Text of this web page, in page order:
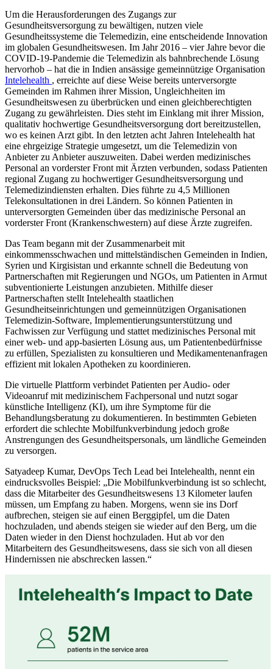
Um die Herausforderungen des Zugangs zur
Gesundheitsversorgung zu bewältigen, nutzen viele
Gesundheitssysteme die Telemedizin, eine entscheidende Innovation
im globalen Gesundheitswesen. Im Jahr 2016 – vier Jahre bevor die
COVID-19-Pandemie die Telemedizin als bahnbrechende Lösung
hervorhob – hat die in Indien ansässige gemeinnützige Organisation
Intelehealth , erreichte auf diese Weise bereits unterversorgte
Gemeinden im Rahmen ihrer Mission, Ungleichheiten im
Gesundheitswesen zu überbrücken und einen gleichberechtigten
Zugang zu gewährleisten. Dies steht im Einklang mit ihrer Mission,
qualitativ hochwertige Gesundheitsversorgung dort bereitzustellen,
wo es keinen Arzt gibt. In den letzten acht Jahren Intelehealth hat
eine ehrgeizige Strategie umgesetzt, um die Telemedizin von
Anbieter zu Anbieter auszuweiten. Dabei werden medizinisches
Personal an vorderster Front mit Ärzten verbunden, sodass Patienten
regional Zugang zu hochwertiger Gesundheitsversorgung und
Telemedizindiensten erhalten. Dies führte zu 4,5 Millionen
Telekonsultationen in drei Ländern. So können Patienten in
unterversorgten Gemeinden über das medizinische Personal an
vorderster Front (Krankenschwestern) auf diese Ärzte zugreifen.
Das Team begann mit der Zusammenarbeit mit
einkommensschwachen und mittelständischen Gemeinden in Indien,
Syrien und Kirgisistan und erkannte schnell die Bedeutung von
Partnerschaften mit Regierungen und NGOs, um Patienten in Armut
subventionierte Leistungen anzubieten. Mithilfe dieser
Partnerschaften stellt Intelehealth staatlichen
Gesundheitseinrichtungen und gemeinnützigen Organisationen
Telemedizin-Software, Implementierungsunterstützung und
Fachwissen zur Verfügung und stattet medizinisches Personal mit
einer web- und app-basierten Lösung aus, um Patientenbedürfnisse
zu erfüllen, Spezialisten zu konsultieren und Medikamentenanfragen
effizient mit lokalen Apotheken zu koordinieren.
Die virtuelle Plattform verbindet Patienten per Audio- oder
Videoanruf mit medizinischem Fachpersonal und nutzt sogar
künstliche Intelligenz (KI), um ihre Symptome für die
Behandlungsberatung zu dokumentieren. In bestimmten Gebieten
erfordert die schlechte Mobilfunkverbindung jedoch große
Anstrengungen des Gesundheitspersonals, um ländliche Gemeinden
zu versorgen.
Satyadeep Kumar, DevOps Tech Lead bei Intelehealth, nennt ein
eindrucksvolles Beispiel: „Die Mobilfunkverbindung ist so schlecht,
dass die Mitarbeiter des Gesundheitswesens 13 Kilometer laufen
müssen, um Empfang zu haben. Morgens, wenn sie ins Dorf
aufbrechen, steigen sie auf einen Berggipfel, um die Daten
hochzuladen, und abends steigen sie wieder auf den Berg, um die
Daten wieder in den Dienst hochzuladen. Hut ab vor den
Mitarbeitern des Gesundheitswesens, dass sie sich von all diesen
Hindernissen nie abschrecken lassen.“